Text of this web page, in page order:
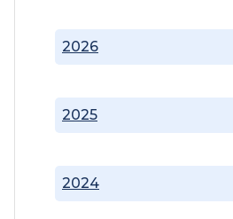
2024
2025
2026